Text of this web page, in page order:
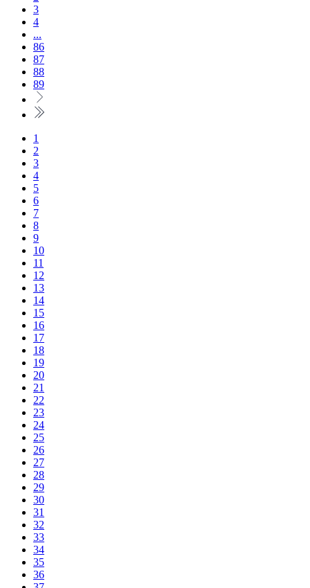
3
4
...
86
87
88
89
1
2
3
4
5
6
7
8
9
10
11
12
13
14
15
16
17
18
19
20
21
22
23
24
25
26
27
28
29
30
31
32
33
34
35
36